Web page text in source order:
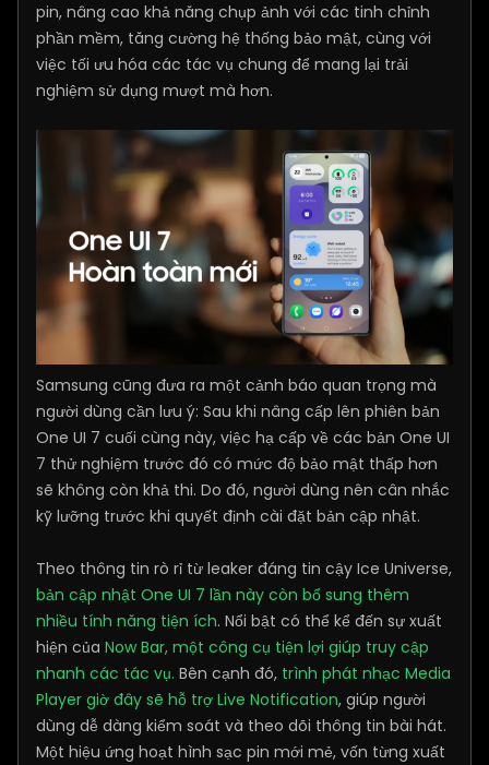
pin, nâng cao khả năng chụp ảnh với các tinh chỉnh
phần mềm, tăng cường hệ thống bảo mật, cùng với
việc tối ưu hóa các tác vụ chung để mang lại trải
nghiệm sử dụng mượt mà hơn.
Samsung cũng đưa ra một cảnh báo quan trọng mà
người dùng cần lưu ý: Sau khi nâng cấp lên phiên bản
One UI 7 cuối cùng này, việc hạ cấp về các bản One UI
7 thử nghiệm trước đó có mức độ bảo mật thấp hơn
sẽ không còn khả thi. Do đó, người dùng nên cân nhắc
kỹ lưỡng trước khi quyết định cài đặt bản cập nhật.
Theo thông tin rò rỉ từ leaker đáng tin cậy Ice Universe,
bản cập nhật One UI 7 lần này còn bổ sung thêm
nhiều tính năng tiện ích. Nổi bật có thể kể đến sự xuất
hiện của Now Bar, một công cụ tiện lợi giúp truy cập
nhanh các tác vụ. Bên cạnh đó, trình phát nhạc Media
Player giờ đây sẽ hỗ trợ Live Notification, giúp người
dùng dễ dàng kiểm soát và theo dõi thông tin bài hát.
Một hiệu ứng hoạt hình sạc pin mới mẻ, vốn từng xuất